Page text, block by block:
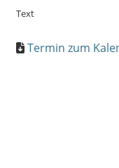
Text
Termin zum